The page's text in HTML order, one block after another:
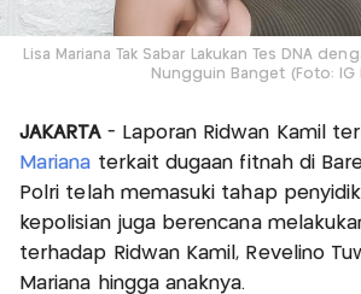
Lisa Mariana Tak Sabar Lakukan Tes DNA
Nungguin Banget (Foto: IG
JAKARTA - Laporan Ridwan Kamil
Mariana terkait dugaan fitnah di
Polri telah memasuki tahap
kepolisian juga berencana
terhadap Ridwan Kamil, Revelino
Mariana hingga anaknya.